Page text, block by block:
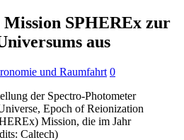
Mission SPHEREx zur
aus
und Raumfahrt 0